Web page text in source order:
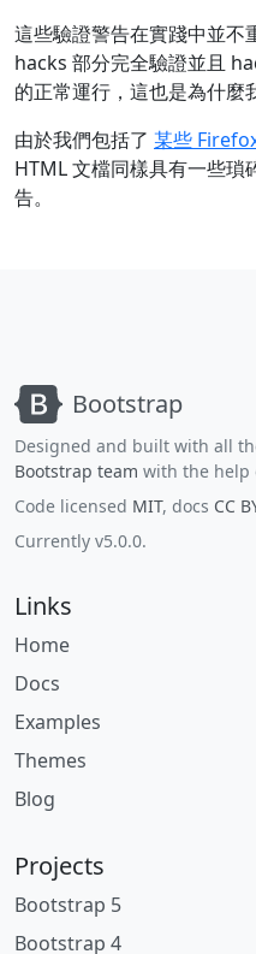
這些驗證警告在實踐中並不
hacks 部分完全驗證並且
的正常運行，這也是為什麼
由於我們包括了 某些
HTML 文檔同樣具有一些瑣
告。
Bootstrap
Designed and built with all
Bootstrap team with the help
Code licensed MIT, docs CC
Currently v5.0.0.
Links
Home
Docs
Examples
Themes
Blog
Projects
Bootstrap 5
Bootstrap 4